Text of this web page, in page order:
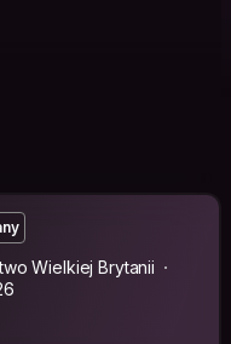
Wielkiej Brytanii